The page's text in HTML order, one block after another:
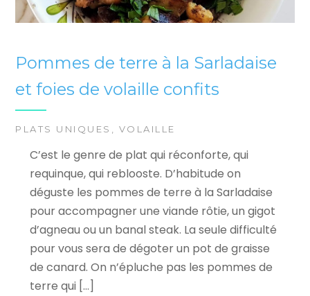
Pommes de terre à la Sarladaise
et foies de volaille confits
PLATS UNIQUES VOLAILLE
C’est le genre de plat qui réconforte, qui
requinque, qui reblooste. D’habitude on
déguste les pommes de terre à la Sarladaise
pour accompagner une viande rôtie, un gigot
d’agneau ou un banal steak. La seule difficulté
pour vous sera de dégoter un pot de graisse
de canard. On n’épluche pas les pommes de
terre qui […]